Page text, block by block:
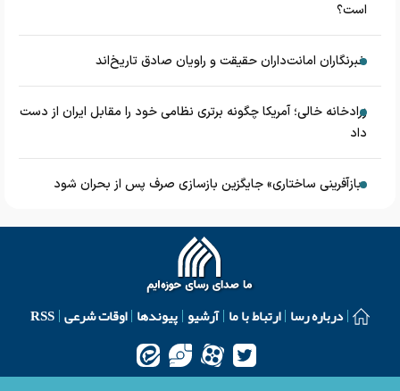
است؟
خبرنگاران امانت‌داران حقیقت و راویان صادق تاریخ‌اند
زرادخانه‌ خالی؛ آمریکا چگونه برتری نظامی خود را مقابل ایران از دست
داد
«بازآفرینی ساختاری» جایگزین بازسازی صرف پس از بحران شود
درباره رسا ارتباط با ما آرشیو پیوندها اوقات شرعی RSS